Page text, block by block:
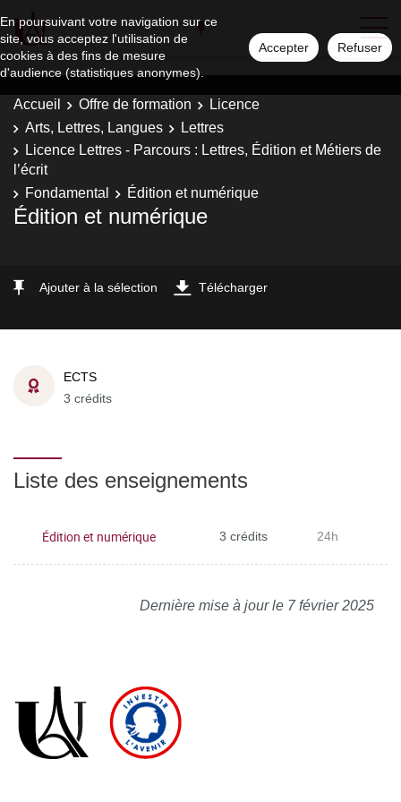
En poursuivant votre navigation sur ce
site, vous acceptez l'utilisation de
cookies à des fins de mesure
d'audience (statistiques anonymes).
Accepter Refuser
Accueil Offre de formation
Licence
Arts, Lettres, Langues
Lettres
Licence Lettres - Parcours : Lettres, Édition et Métiers de
l’écrit
Fondamental
Édition et numérique
Édition et numérique
Ajouter à la sélection Télécharger
ECTS
3 crédits
Liste des enseignements
Édition et numérique 3 crédits 24h
Dernière mise à jour le 7 février 2025